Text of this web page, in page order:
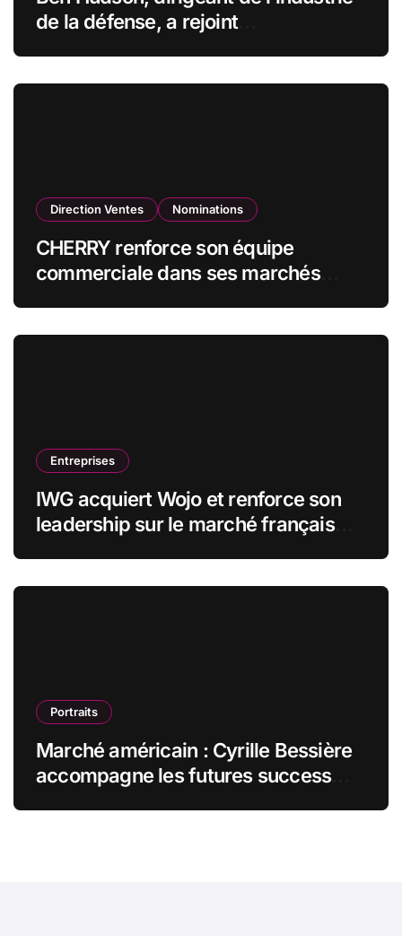
de la défense, a rejoint
Direction Ventes Nominations
CHERRY renforce son équipe
commerciale dans ses marchés
Entreprises
IWG acquiert Wojo et renforce son
leadership sur le marché français
Portraits
Marché américain : Cyrille Bessière
accompagne les futures success